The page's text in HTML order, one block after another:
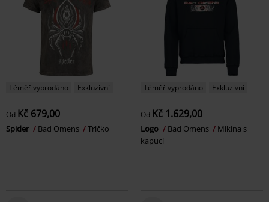
Téměř vyprodáno Exkluzivní
Od Kč 679,00
Spider Bad Omens Tričko
Téměř vyprodáno Exkluzivní
Od Kč 1.629,00
Logo Bad Omens
Mikina s
kapucí